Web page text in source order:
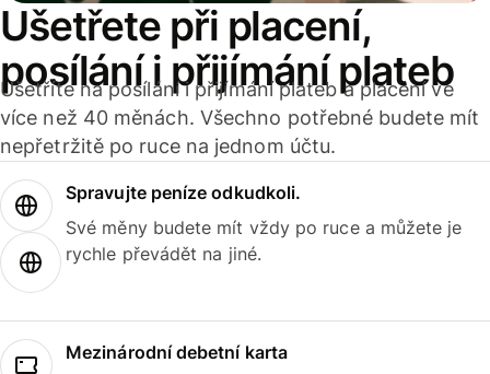
Ušetřete při placení,
posílání i přijímání plateb
Ušetříte na posílání i přijímání plateb a placení ve
více než 40 měnách. Všechno potřebné budete mít
nepřetržitě po ruce na jednom účtu.
Spravujte peníze odkudkoli.
Své měny budete mít vždy po ruce a můžete je
rychle převádět na jiné.
Mezinárodní debetní karta